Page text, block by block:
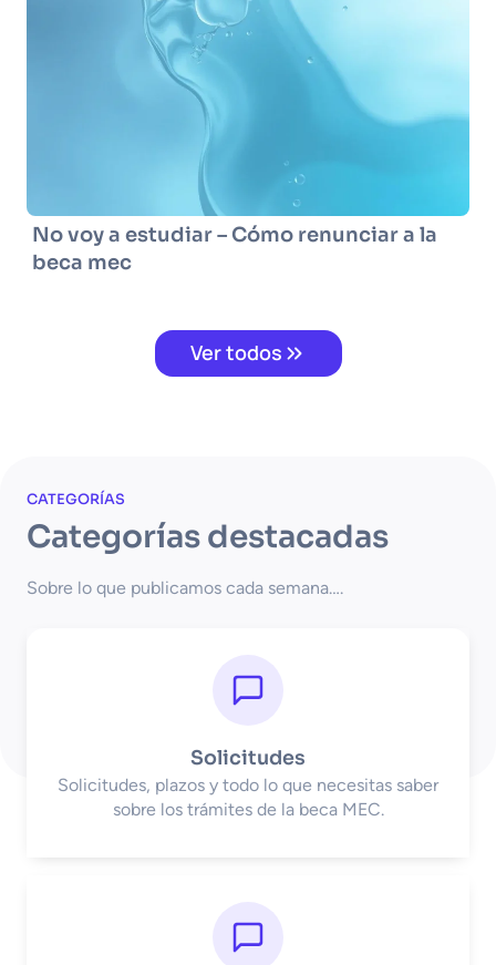
No voy a estudiar – Cómo renunciar a la
beca mec
Ver todos
CATEGORÍAS
Categorías destacadas
Sobre lo que publicamos cada semana….
Solicitudes
Solicitudes, plazos y todo lo que necesitas saber
sobre los trámites de la beca MEC.